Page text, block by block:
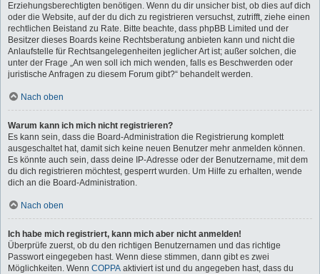
Erziehungsberechtigten benötigen. Wenn du dir unsicher bist, ob dies auf dich
oder die Website, auf der du dich zu registrieren versuchst, zutrifft, ziehe einen
rechtlichen Beistand zu Rate. Bitte beachte, dass phpBB Limited und der
Besitzer dieses Boards keine Rechtsberatung anbieten kann und nicht die
Anlaufstelle für Rechtsangelegenheiten jeglicher Art ist; außer solchen, die
unter der Frage „An wen soll ich mich wenden, falls es Beschwerden oder
juristische Anfragen zu diesem Forum gibt?“ behandelt werden.
Nach oben
Warum kann ich mich nicht registrieren?
Es kann sein, dass die Board-Administration die Registrierung komplett
ausgeschaltet hat, damit sich keine neuen Benutzer mehr anmelden können.
Es könnte auch sein, dass deine IP-Adresse oder der Benutzername, mit dem
du dich registrieren möchtest, gesperrt wurden. Um Hilfe zu erhalten, wende
dich an die Board-Administration.
Nach oben
Ich habe mich registriert, kann mich aber nicht anmelden!
Überprüfe zuerst, ob du den richtigen Benutzernamen und das richtige
Passwort eingegeben hast. Wenn diese stimmen, dann gibt es zwei
Möglichkeiten. Wenn COPPA aktiviert ist und du angegeben hast, dass du